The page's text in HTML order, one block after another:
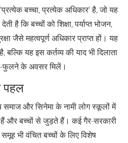
बच्चा, प्रत्येक अधिकार' है, जो यह
है कि बच्चों को शिक्षा, पर्याप्त भोजन,
जैसे महत्वपूर्ण अधिकार प्राप्त हों। यह
बल्कि यह इस कर्तव्य की याद भी दिलाता
फुलने के अवसर मिलें।
पहल
समाज और सिनेमा के नामी लोग स्कूलों में
और बच्चों से जुड़ते हैं। कई गैर-सरकारी
भी वंचित बच्चों के लिए विशेष